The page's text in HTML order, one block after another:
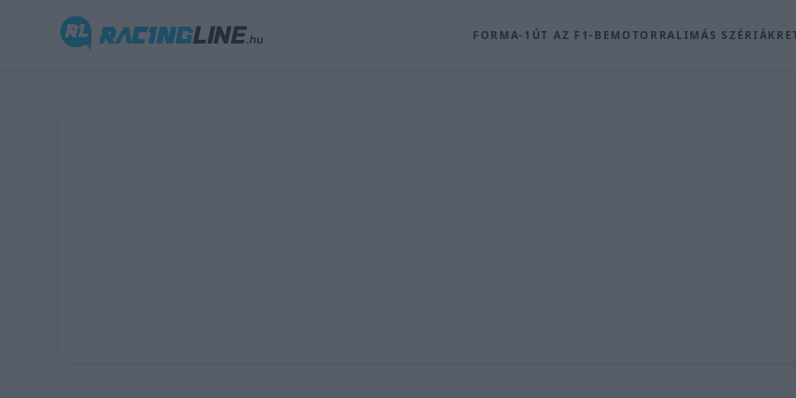
FORMA-1 ÚT AZ F1-BEMOTORRALIMÁS SZÉRIÁK